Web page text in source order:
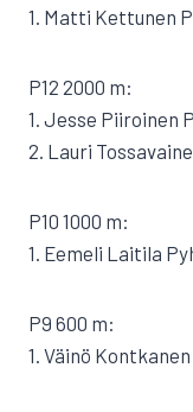
1. Matti Kettunen
P12 2000 m:
1. Jesse Piiroinen
2. Lauri
P10 1000 m:
1. Eemeli Laitila
P9 600 m:
1. Väinö